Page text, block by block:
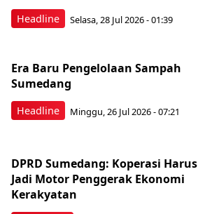
Headline Selasa, 28 Jul 2026 - 01:39
Headline
Era Baru Pengelolaan Sampah
Sumedang
Minggu, 26 Jul 2026 - 07:21
DPRD Sumedang: Koperasi Harus
Jadi Motor Penggerak Ekonomi
Kerakyatan